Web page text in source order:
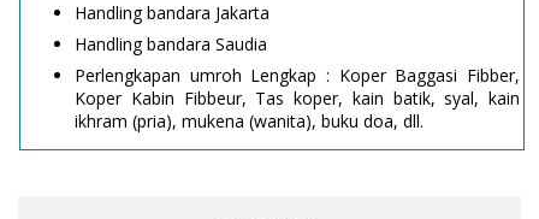
Handling bandara Jakarta
Handling bandara Saudia
Perlengkapan umroh Lengkap : Koper Baggasi Fibber,
Koper Kabin Fibbeur, Tas koper, kain batik, syal, kain
ikhram (pria), mukena (wanita), buku doa, dll.